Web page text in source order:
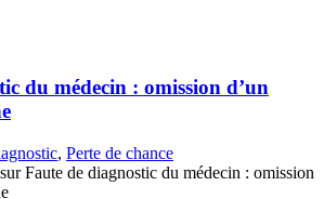
du médecin : omission d’un
, Perte de chance
sur Faute de diagnostic du médecin : omission